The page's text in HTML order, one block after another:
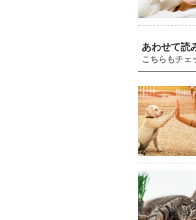
あわせて読
こちらもチェ